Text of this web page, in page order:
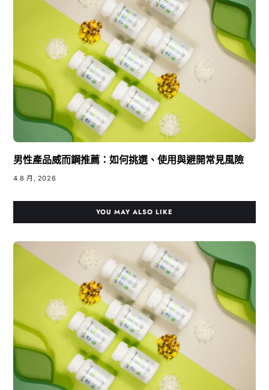
男性產品威而鋼推薦：如何挑選、使用與避開常見風險
4 8 月, 2026
YOU MAY ALSO LIKE